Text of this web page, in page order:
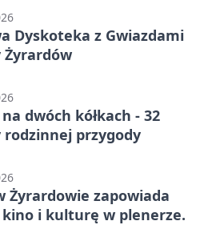
Dyskoteka z Gwiazdami
Żyrardów
dwóch kółkach - 32
przygody
Żyrardowie zapowiada
i kulturę w plenerze.